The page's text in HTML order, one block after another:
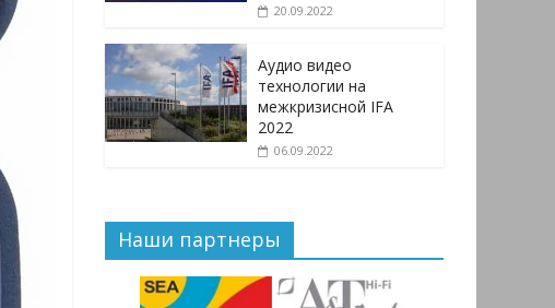
20.09.2022
Аудио видео
технологии на
межкризисной IFA
2022
06.09.2022
Наши партнеры